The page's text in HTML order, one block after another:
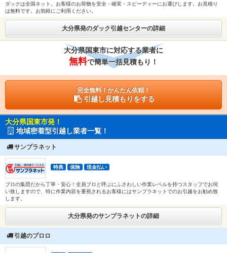
ダックは全国ネット。お客様のお荷物を安全・確実・スピーディーにお運びします。お見積り
は無料です。お気軽にご利用ください。
大分県発のダック引越センターの詳細
大分県国東市に対応する業者に
無料で簡単一括見積もり！
完全無料！かんたん依頼！
引越し見積もりをする
大分県国東市発！
地域密着型引越し業者一覧！
サンプラネット
特典 保険 現金払い
プロの集団だから丁寧・安心！全員プロと呼ぶにふさわしい作業レベルを持つスタッフでお伺
い致しますので、特に作業内容を重視されるお客様にはサンプラネットでのお引越をお勧め致
します。
大分県発のサンプラネットの詳細
引越のプロロ